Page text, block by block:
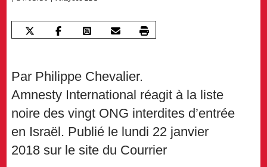
Par Philippe Chevalier.
Amnesty International réagit à la liste
noire des vingt ONG interdites d’entrée
en Israël. Publié le lundi 22 janvier
2018 sur le site du Courrier